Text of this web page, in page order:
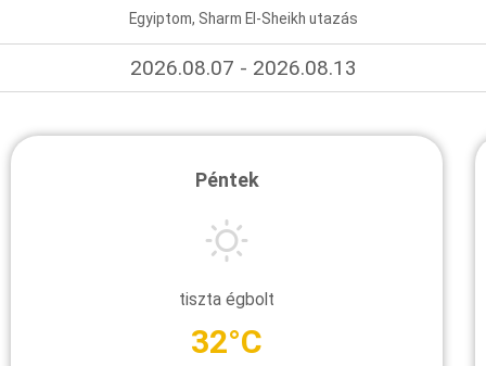
Egyiptom, Sharm El-Sheikh utazás
2026.08.07 - 2026.08.13
Péntek
tiszta égbolt
32°C